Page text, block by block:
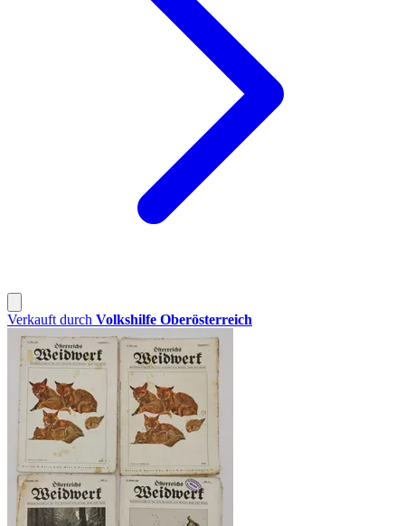
Verkauft durch Volkshilfe Oberösterreich